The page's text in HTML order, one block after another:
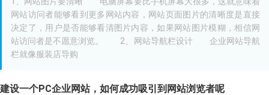
网站访问者能够看到更多网站内容，网站页面图片的清晰度是直接
决定了，用户是否能够看清图片内容，如果网站图片模糊，相信网
站访问者是不愿意浏览。 2、网站导航栏设计 企业网站导航
栏就像服装店导购
建设一个PC企业网站，如何成功吸引到网站浏览者呢